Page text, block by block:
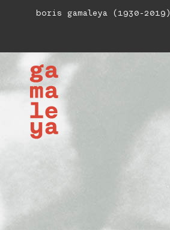
boris gamaleya (1930-2019)